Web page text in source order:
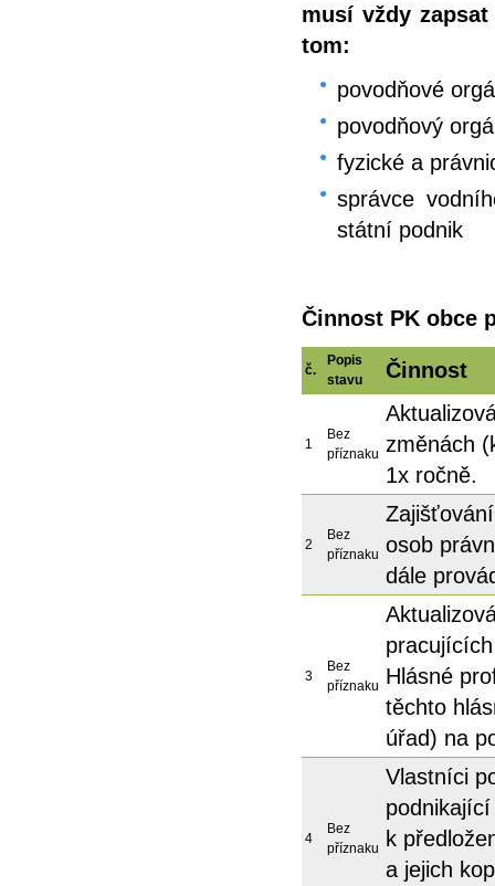
musí vždy
tom:
povodňové
povodňový
fyzické a
správce
státní podnik
Činnost PK obce
č.
Popis
stavu
Činnost
1
Bez
příznaku změnách
1x ročně.
2
Bez
příznaku osob
dále
3
Bez
příznaku Hlásné
těchto
úřad) na
4
Bez
příznaku
Vlastníci
k
a jejich